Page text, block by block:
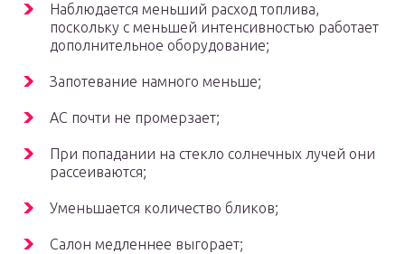
Наблюдается меньший расход топлива,
поскольку с меньшей интенсивностью работает
дополнительное оборудование;
Запотевание намного меньше;
АС почти не промерзает;
При попадании на стекло солнечных лучей они
рассеиваются;
Уменьшается количество бликов;
Салон медленнее выгорает;